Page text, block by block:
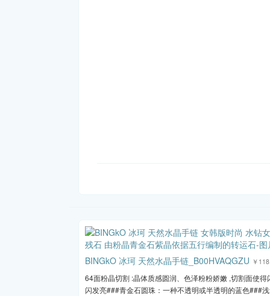
BINGkO 冰珂 天然水晶手链_B00HVAQGZU ￥
64面粉晶切割 :晶体质感圆润、色泽粉粉娇嫩 ,切割面使得
闪发亮###青金石圆珠：一种不透明或半透明的蓝色###